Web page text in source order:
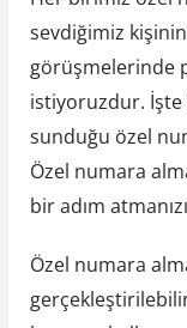
sevdiğimiz
görüşmelerinde
istiyoruzdur. İşte
sunduğu özel
Özel numara
bir adım
Özel numara